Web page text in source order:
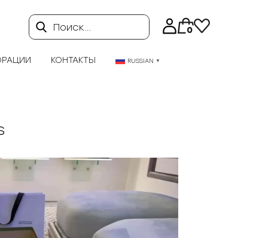
Поиск… 0
КОНТАКТЫ RUSSIAN ▼